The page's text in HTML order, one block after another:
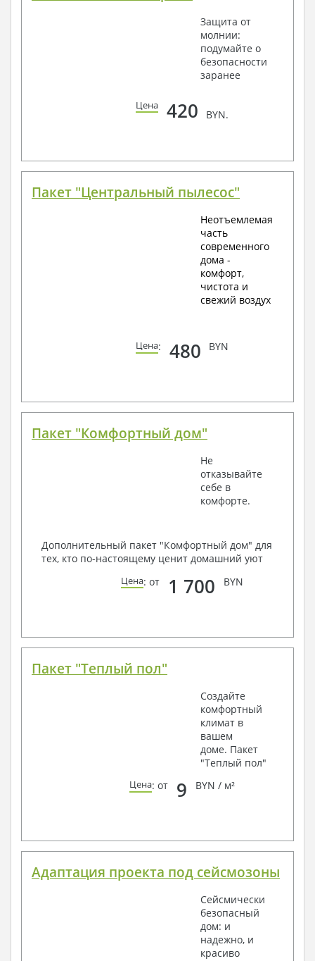
Защита от
молнии:
подумайте о
безопасности
заранее
Цена 420 BYN.
Пакет "Центральный пылесос"
Неотъемлемая
часть
современного
дома -
комфорт,
чистота и
свежий воздух
Цена: 480 BYN
Пакет "Комфортный дом"
Не
отказывайте
себе в
комфорте.
Дополнительный пакет "Комфортный дом" для
тех, кто по-настоящему ценит домашний уют
Цена: от 1 700 BYN
Пакет "Теплый пол"
Создайте
комфортный
климат в
вашем
доме. Пакет
"Теплый пол"
Цена: от 9 BYN / м²
Адаптация проекта под сейсмозоны
Сейсмически
безопасный
дом: и
надежно, и
красиво